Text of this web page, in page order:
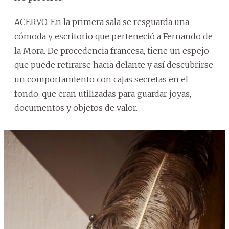
ACERVO. En la primera sala se resguarda una
cómoda y escritorio que perteneció a Fernando de
la Mora. De procedencia francesa, tiene un espejo
que puede retirarse hacia delante y así descubrirse
un comportamiento con cajas secretas en el
fondo, que eran utilizadas para guardar joyas,
documentos y objetos de valor.